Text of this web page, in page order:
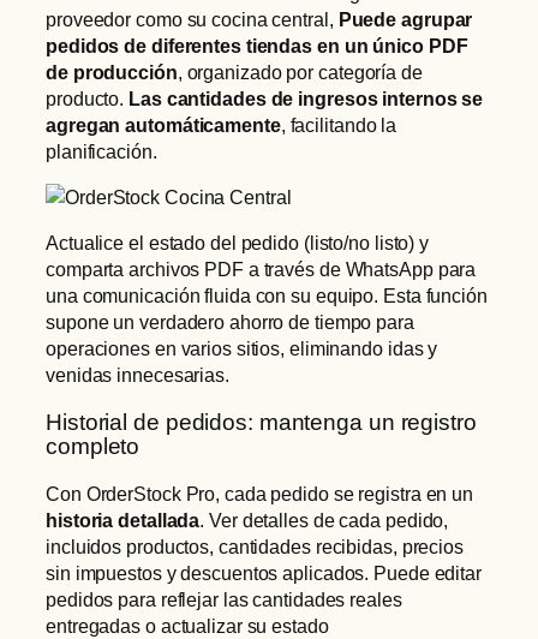
proveedor como su cocina central, Puede agrupar
pedidos de diferentes tiendas en un único PDF
de producción, organizado por categoría de
producto. Las cantidades de ingresos internos se
agregan automáticamente, facilitando la
planificación.
Actualice el estado del pedido (listo/no listo) y
comparta archivos PDF a través de WhatsApp para
una comunicación fluida con su equipo. Esta función
supone un verdadero ahorro de tiempo para
operaciones en varios sitios, eliminando idas y
venidas innecesarias.
Historial de pedidos: mantenga un registro
completo
Con OrderStock Pro, cada pedido se registra en un
historia detallada. Ver detalles de cada pedido,
incluidos productos, cantidades recibidas, precios
sin impuestos y descuentos aplicados. Puede editar
pedidos para reflejar las cantidades reales
entregadas o actualizar su estado